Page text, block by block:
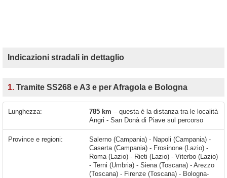
Indicazioni stradali in dettaglio
1. Tramite SS268 e A3 e per Afragola e Bologna
Lunghezza: 785 km – questa è la distanza tra le località
Angri - San Donà di Piave sul percorso
Province e regioni:
Salerno (Campania) - Napoli (Campania) -
Caserta (Campania) - Frosinone (Lazio) -
Roma (Lazio) - Rieti (Lazio) - Viterbo (Lazio)
- Terni (Umbria) - Siena (Toscana) - Arezzo
(Toscana) - Firenze (Toscana) - Bologna-